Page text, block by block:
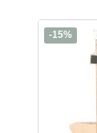
-15%